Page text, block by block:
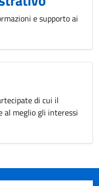
e supporto ai
di cui il
al meglio gli interessi